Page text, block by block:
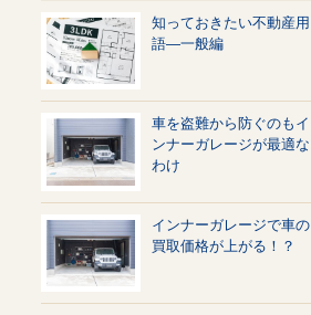
知っておきたい不動産用
語—一般編
車を盗難から防ぐのもイ
ンナーガレージが最適な
わけ
インナーガレージで車の
買取価格が上がる！？